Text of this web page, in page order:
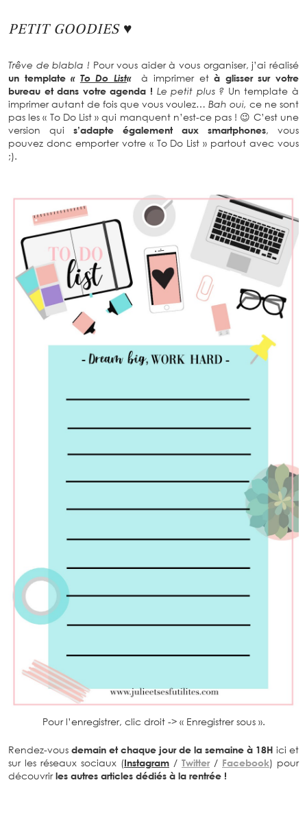
PETIT GOODIES ♥
Trêve de blabla ! Pour vous aider à vous organiser, j’ai réalisé
un template« To Do List« à imprimer età glisser sur votre
bureau et dans votre agenda ! Le petit plus ? Un template à
imprimer autant de fois que vous voulez… Bah oui, ce ne sont
pas les « To Do List » qui manquent n’est-ce pas ! 😉 C’est une
version qui s’adapte également aux smartphones, vous
pouvez donc emporter votre « To Do List » partout avec vous
;).
Pour l’enregistrer, clic droit -> « Enregistrer sous ».
Rendez-vous demain et chaque jour de la semaine à 18H ici et
sur les réseaux sociaux (Instagram / Twitter/ Facebook) pour
découvrirles autres articles dédiés à la rentrée !